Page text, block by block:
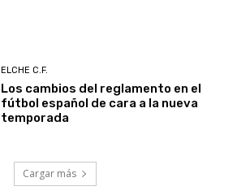
ELCHE C.F.
Los cambios del reglamento en el
fútbol español de cara a la nueva
temporada
Cargar más